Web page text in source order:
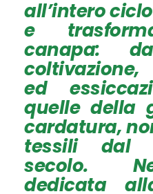
all’intero
e
canapa:
ed
quelle della
cardatura,
tessili dal
secolo.
dedicata